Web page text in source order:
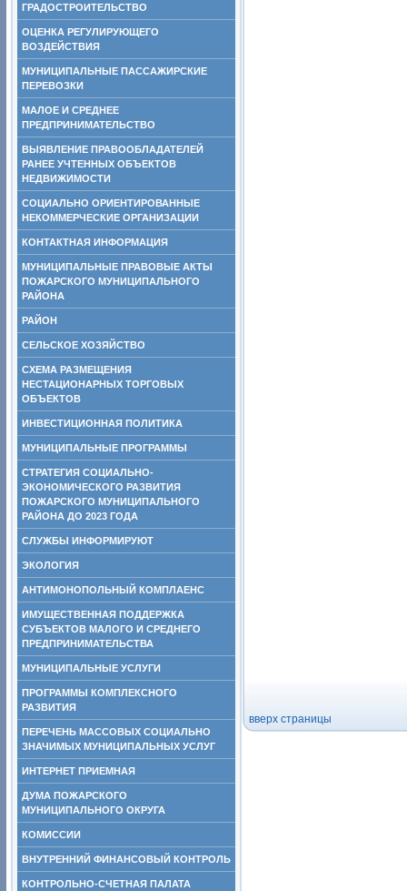
ГРАДОСТРОИТЕЛЬСТВО
ОЦЕНКА РЕГУЛИРУЮЩЕГО
ВОЗДЕЙСТВИЯ
МУНИЦИПАЛЬНЫЕ ПАССАЖИРСКИЕ
ПЕРЕВОЗКИ
МАЛОЕ И СРЕДНЕЕ
ПРЕДПРИНИМАТЕЛЬСТВО
ВЫЯВЛЕНИЕ ПРАВООБЛАДАТЕЛЕЙ
РАНЕЕ УЧТЕННЫХ ОБЪЕКТОВ
НЕДВИЖИМОСТИ
СОЦИАЛЬНО ОРИЕНТИРОВАННЫЕ
НЕКОММЕРЧЕСКИЕ ОРГАНИЗАЦИИ
КОНТАКТНАЯ ИНФОРМАЦИЯ
МУНИЦИПАЛЬНЫЕ ПРАВОВЫЕ АКТЫ
ПОЖАРСКОГО МУНИЦИПАЛЬНОГО
РАЙОНА
РАЙОН
СЕЛЬСКОЕ ХОЗЯЙСТВО
СХЕМА РАЗМЕЩЕНИЯ
НЕСТАЦИОНАРНЫХ ТОРГОВЫХ
ОБЪЕКТОВ
ИНВЕСТИЦИОННАЯ ПОЛИТИКА
МУНИЦИПАЛЬНЫЕ ПРОГРАММЫ
СТРАТЕГИЯ СОЦИАЛЬНО-
ЭКОНОМИЧЕСКОГО РАЗВИТИЯ
ПОЖАРСКОГО МУНИЦИПАЛЬНОГО
РАЙОНА ДО 2023 ГОДА
СЛУЖБЫ ИНФОРМИРУЮТ
ЭКОЛОГИЯ
АНТИМОНОПОЛЬНЫЙ КОМПЛАЕНС
ИМУЩЕСТВЕННАЯ ПОДДЕРЖКА
СУБЪЕКТОВ МАЛОГО И СРЕДНЕГО
ПРЕДПРИНИМАТЕЛЬСТВА
МУНИЦИПАЛЬНЫЕ УСЛУГИ
ПРОГРАММЫ КОМПЛЕКСНОГО
РАЗВИТИЯ
ПЕРЕЧЕНЬ МАССОВЫХ СОЦИАЛЬНО
ЗНАЧИМЫХ МУНИЦИПАЛЬНЫХ УСЛУГ
ИНТЕРНЕТ ПРИЕМНАЯ
ДУМА ПОЖАРСКОГО
МУНИЦИПАЛЬНОГО ОКРУГА
КОМИССИИ
ВНУТРЕННИЙ ФИНАНСОВЫЙ КОНТРОЛЬ
КОНТРОЛЬНО-СЧЕТНАЯ ПАЛАТА
вверх страницы